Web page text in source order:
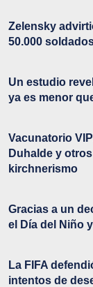
Zelensky
50.000
Un estudio
ya es menor
Vacunatorio
Duhalde y
kirchnerismo
Gracias a un
el Día del Niño
La FIFA
intentos de